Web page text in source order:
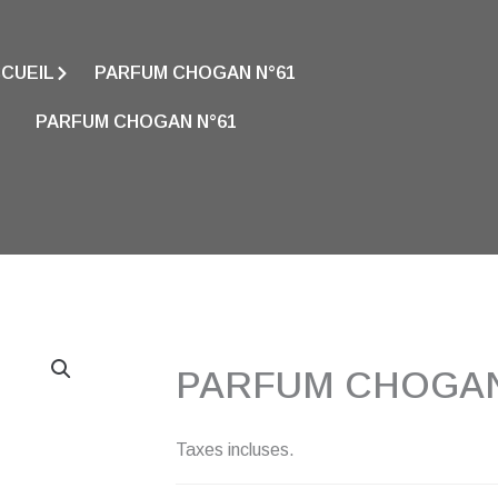
PARFUM CHOGAN N°61
PARFUM CHOGAN N°61
PARFUM
Taxes incluses.